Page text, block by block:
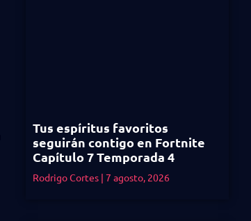
Tus espíritus favoritos
seguirán contigo en Fortnite
Capítulo 7 Temporada 4
Rodrigo Cortes 7 agosto, 2026